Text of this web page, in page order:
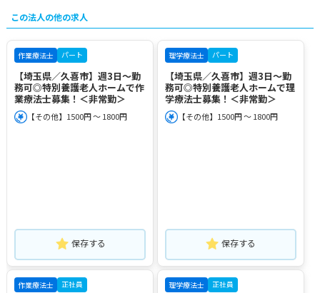
この法人の他の求人
作業療法士 パート
【埼玉県／久喜市】週3日～勤
務可◎特別養護老人ホームで作
業療法士募集！＜非常勤＞
【その他】1500円 ～ 1800円
保存する
理学療法士 パート
【埼玉県／久喜市】週3日～勤
務可◎特別養護老人ホームで理
学療法士募集！＜非常勤＞
【その他】1500円 ～ 1800円
保存する
作業療法士 正社員 理学療法士 正社員